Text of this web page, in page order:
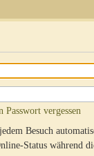
Passwort vergessen
Besuch
Status während